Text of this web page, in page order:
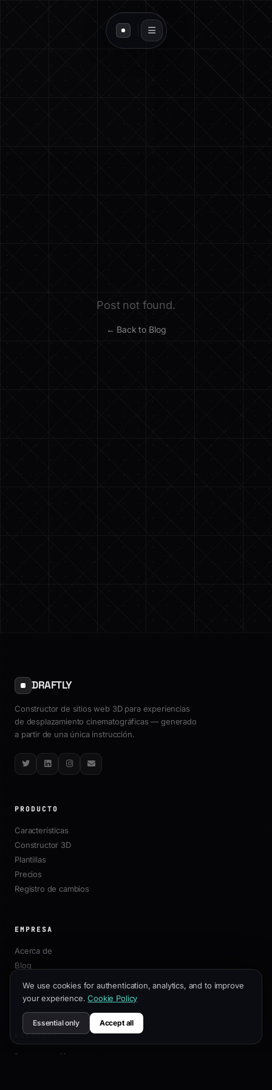
Post not found.
← Back to Blog
DRAFTLY
Constructor de sitios web 3D para experiencias
de desplazamiento cinematográficas — generado
a partir de una única instrucción.
TwitterLinkedInInstagram
Email
PRODUCTO
Características
Constructor 3D
Plantillas
Precios
Registro de cambios
EMPRESA
Acerca de
Blog
Contacto
RECURSOS
Documentación
We use cookies for authentication, analytics, and to improve
your experience. Cookie Policy
Essential only Accept all